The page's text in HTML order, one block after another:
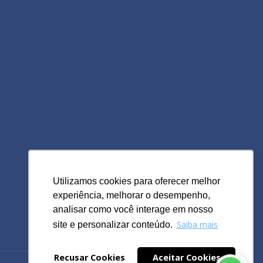
Utilizamos cookies para oferecer melhor
experiência, melhorar o desempenho,
analisar como você interage em nosso
site e personalizar conteúdo. Saiba mais
Recusar Cookies Aceitar Cookies
Utilizamos cookies para oferecer melhor
experiência, melhorar o desempenho,
analisar como você interage em nosso
site e personalizar conteúdo. Saiba mais
Recusar Cookies Aceitar Cookies